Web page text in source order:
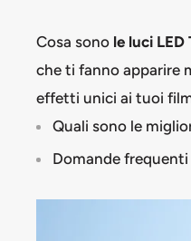
Cosa sono le luci
che ti fanno apparire
effetti unici ai tuoi
Quali sono le
Domande